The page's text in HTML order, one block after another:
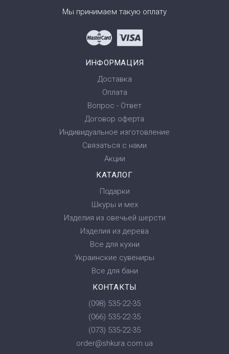
Мы принимаем такую оплату
ИНФОРМАЦИЯ
Доставка
Оплата
Вопрос - Ответ
Договор оферта
Индивидуальное изготовление
Связаться с нами
Акции
КАТАЛОГ
Подарки
Шкуры и мех
Изделия из овечьей шерсти
Изделия из дерева
Все для кухни
Украинские сувениры
Все для бани
КОНТАКТЫ
(098) 535-22-35
(066) 535-22-35
(073) 535-22-35
order@shkura.com.ua